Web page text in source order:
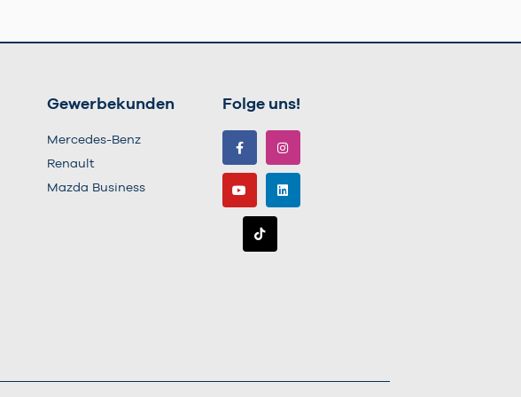
Gewerbekunden
Mercedes-Benz
Renault
Mazda Business
Folge uns!